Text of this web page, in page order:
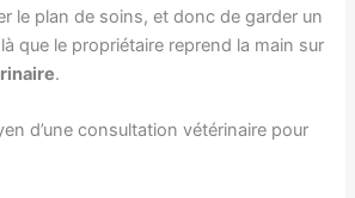
le plan de soins, et donc de garder un
que le propriétaire reprend la main sur
.
d’une consultation vétérinaire pour